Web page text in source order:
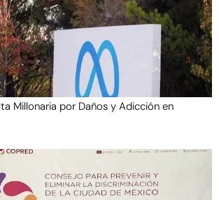
Millonaria por Daños y Adicción en